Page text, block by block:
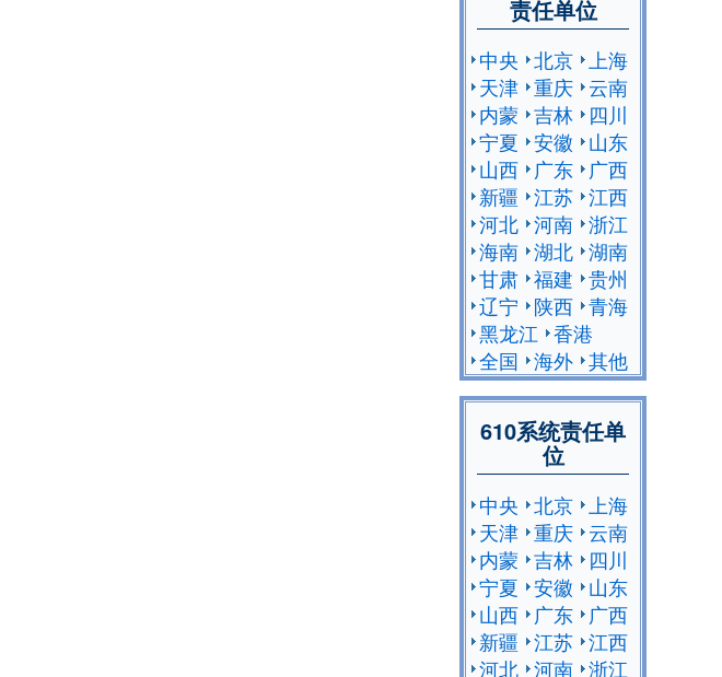
责任单位
中央 北京
上海
天津 重庆 云南
内蒙 吉林
四川
宁夏 安徽
山东
山西
广东
广西
新疆 江苏 江西
河北 河南 浙江
海南 湖北 湖南
甘肃 福建 贵州
辽宁
陕西 青海
黑龙江 香港
全国 海外 其他
610系统责任单
位
中央 北京
上海
天津 重庆 云南
内蒙 吉林
四川
宁夏 安徽
山东
山西
广东
广西
新疆 江苏 江西
河北 河南 浙江